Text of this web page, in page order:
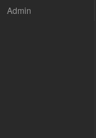
Admin